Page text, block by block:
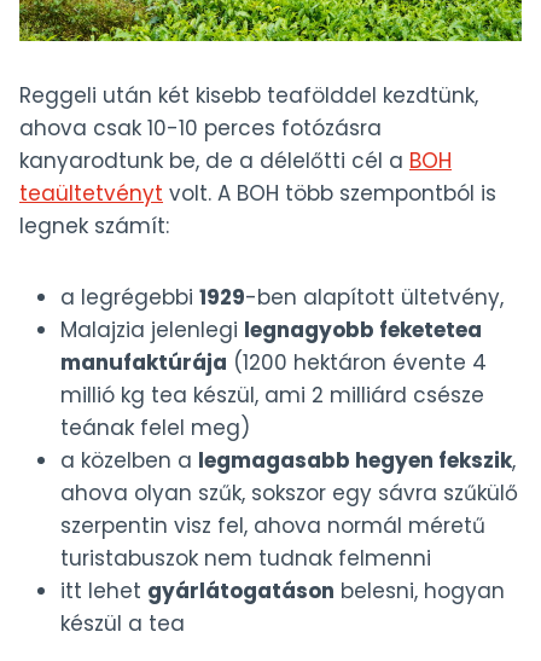
Reggeli után két kisebb teafölddel kezdtünk,
ahova csak 10-10 perces fotózásra
kanyarodtunk be, de a délelőtti cél a BOH
teaültetvényt volt. A BOH több szempontból is
legnek számít:
a legrégebbi 1929-ben alapított ültetvény,
Malajzia jelenlegi legnagyobb feketetea
manufaktúrája (1200 hektáron évente 4
millió kg tea készül, ami 2 milliárd csésze
teának felel meg)
a közelben a legmagasabb hegyen fekszik,
ahova olyan szűk, sokszor egy sávra szűkülő
szerpentin visz fel, ahova normál méretű
turistabuszok nem tudnak felmenni
itt lehet gyárlátogatáson belesni, hogyan
készül a tea